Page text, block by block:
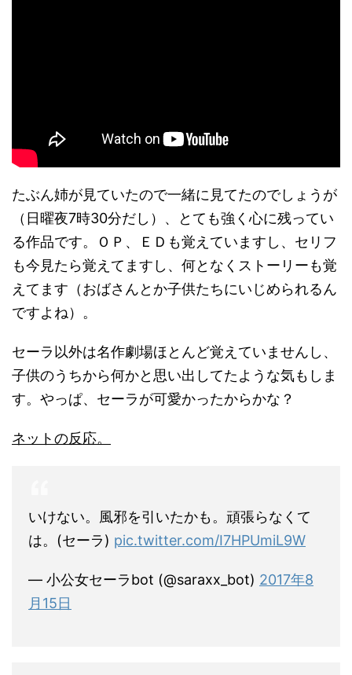
たぶん姉が見ていたので一緒に見てたのでしょうが
（日曜夜7時30分だし）、とても強く心に残ってい
る作品です。ＯＰ、ＥＤも覚えていますし、セリフ
も今見たら覚えてますし、何となくストーリーも覚
えてます（おばさんとか子供たちにいじめられるん
ですよね）。
セーラ以外は名作劇場ほとんど覚えていませんし、
子供のうちから何かと思い出してたような気もしま
す。やっぱ、セーラが可愛かったからかな？
ネットの反応。
いけない。風邪を引いたかも。頑張らなくて
は。(セーラ) pic.twitter.com/I7HPUmiL9W
— 小公女セーラbot (@saraxx_bot) 2017年8
月15日